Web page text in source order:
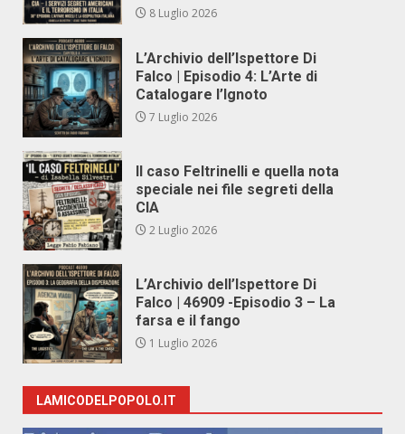
8 Luglio 2026
L’Archivio dell’Ispettore Di
Falco | Episodio 4: L’Arte di
Catalogare l’Ignoto
7 Luglio 2026
Il caso Feltrinelli e quella nota
speciale nei file segreti della
CIA
2 Luglio 2026
L’Archivio dell’Ispettore Di
Falco | 46909 -Episodio 3 – La
farsa e il fango
1 Luglio 2026
LAMICODELPOPOLO.IT